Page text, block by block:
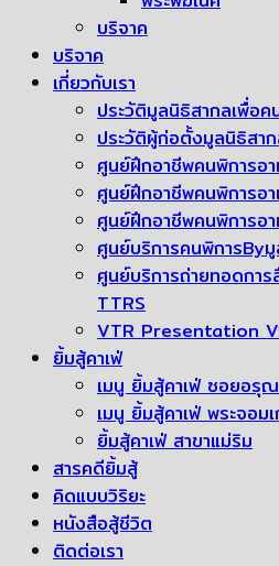
บริจาค
บริจาค
เกี่ยวกับเรา
ประวัติมูลนิธิสากลเพื่อค
ประวัติผู้ก่อตั้งมูลนิธิสา
ศูนย์ฝึกอาชีพคนพิการอ
ศูนย์ฝึกอาชีพคนพิการอ
ศูนย์ฝึกอาชีพคนพิการอ
ศูนย์บริการคนพิการBy
ศูนย์บริการถ่ายทอดการ
TTRS
VTR Presentation
ยิ้มสู้คาเฟ่
เมนู ยิ้มสู้คาเฟ่ ซอยอรุ
เมนู ยิ้มสู้คาเฟ่ พระจอม
ยิ้มสู้คาเฟ่ สาขาแม่ริม
สารคดียิ้มสู้
คิดแบบวิริยะ
หนังสือสู้ชีวิต
ติดต่อเรา